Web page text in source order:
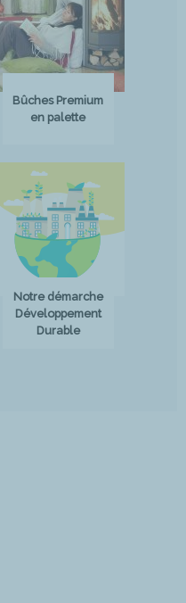
Bûches Premium
en palette
Notre démarche
Développement
Durable